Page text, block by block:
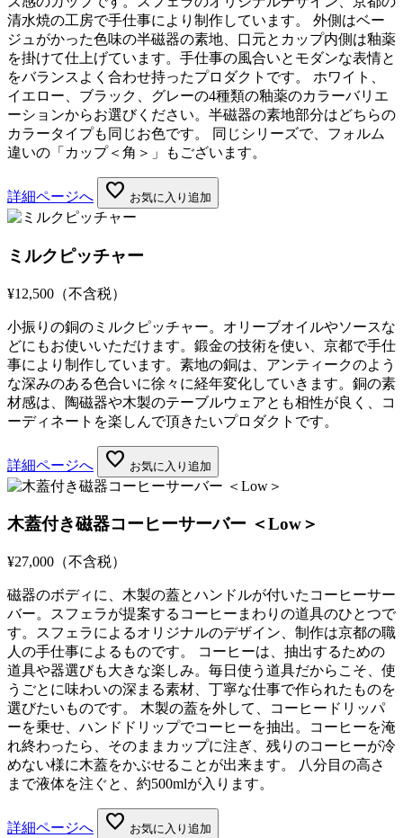
清水焼の工房で手仕事により制作しています。 外側はベー
ジュがかった色味の半磁器の素地、口元とカップ内側は釉薬
を掛けて仕上げています。手仕事の風合いとモダンな表情と
をバランスよく合わせ持ったプロダクトです。 ホワイト、
イエロー、ブラック、グレーの4種類の釉薬のカラーバリエ
ーションからお選びください。半磁器の素地部分はどちらの
カラータイプも同じお色です。 同じシリーズで、フォルム
違いの「カップ＜角＞」もございます。
詳細ページへ favorite お気に入り追加
ミルクピッチャー
¥12,500 （不含税）
小振りの銅のミルクピッチャー。オリーブオイルやソースな
どにもお使いいただけます。鍛金の技術を使い、京都で手仕
事により制作しています。素地の銅は、アンティークのよう
な深みのある色合いに徐々に経年変化していきます。銅の素
材感は、陶磁器や木製のテーブルウェアとも相性が良く、コ
ーディネートを楽しんで頂きたいプロダクトです。
詳細ページへ favorite お気に入り追加
木蓋付き磁器コーヒーサーバー ＜Low＞
¥27,000 （不含税）
磁器のボディに、木製の蓋とハンドルが付いたコーヒーサー
バー。スフェラが提案するコーヒーまわりの道具のひとつで
す。スフェラによるオリジナルのデザイン、制作は京都の職
人の手仕事によるものです。 コーヒーは、抽出するための
道具や器選びも大きな楽しみ。毎日使う道具だからこそ、使
うごとに味わいの深まる素材、丁寧な仕事で作られたものを
選びたいものです。 木製の蓋を外して、コーヒードリッパ
ーを乗せ、ハンドドリップでコーヒーを抽出。コーヒーを淹
れ終わったら、そのままカップに注ぎ、残りのコーヒーが冷
めない様に木蓋をかぶせることが出来ます。 八分目の高さ
まで液体を注ぐと、約500mlが入ります。
詳細ページへ favorite お気に入り追加